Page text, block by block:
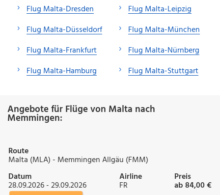
Flug Malta-Dresden
Flug Malta-Düsseldorf
Flug Malta-Frankfurt
Flug Malta-Hamburg
Flug Malta-Leipzig
Flug Malta-München
Flug Malta-Nürnberg
Flug Malta-Stuttgart
Angebote für Flüge von Malta nach
Memmingen:
Route
Malta (MLA) - Memmingen Allgäu (FMM)
Datum
28.09.2026 - 29.09.2026
Airline
FR
Preis
ab 84,00 €